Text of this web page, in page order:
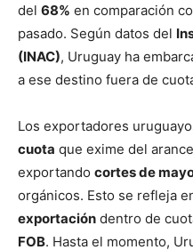
del 68% en comparación
pasado. Según datos del
(INAC), Uruguay ha
a ese destino fuera de
Los exportadores
cuota que exime del
exportando cortes de
orgánicos. Esto se refleja
exportación dentro de
FOB. Hasta el momento,